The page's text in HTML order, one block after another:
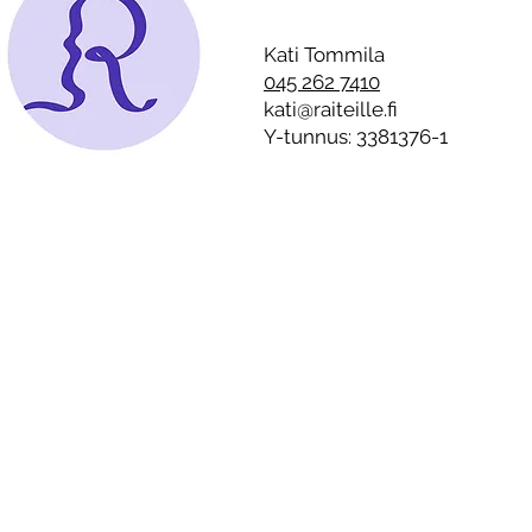
millainen kulissi jouluna on
kotien seinien sisällä –
”Alkoholistille on tyypillistä
on suorittaa täydellistä
joulua”
Kati Tommila
045 262 7410
kati@raiteille.fi
Y-tunnus: 3381376-1